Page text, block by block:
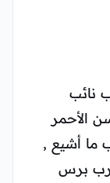
نائب
الأحمر
ما أشيع ,
برس